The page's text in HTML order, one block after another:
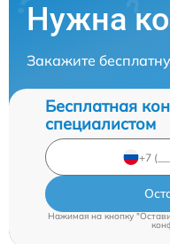
Нужна
Закажите
Бесплатная
специалистом
Нажимая на кнопку